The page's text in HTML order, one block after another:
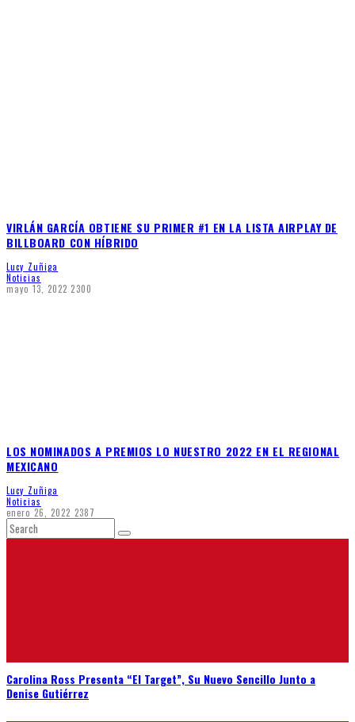
VIRLÁN GARCÍA OBTIENE SU PRIMER #1 EN LA LISTA AIRPLAY DE
BILLBOARD CON HÍBRIDO
Lucy Zuñiga
Noticias
mayo 13, 2022 2300
LOS NOMINADOS A PREMIOS LO NUESTRO 2022 EN EL REGIONAL
MEXICANO
Lucy Zuñiga
Noticias
enero 26, 2022 2387
Carolina Ross Presenta “El Target”, Su Nuevo Sencillo Junto a
Denise Gutiérrez